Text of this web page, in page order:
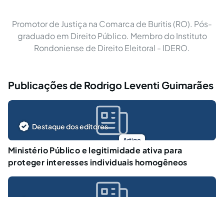
Promotor de Justiça na Comarca de Buritis (RO). Pós-
graduado em Direito Público. Membro do Instituto
Rondoniense de Direito Eleitoral - IDERO.
Publicações de Rodrigo Leventi Guimarães
Artigo
Destaque dos editores
Ministério Público e legitimidade ativa para
proteger interesses individuais homogêneos